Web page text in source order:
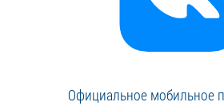
Официальное мобильное